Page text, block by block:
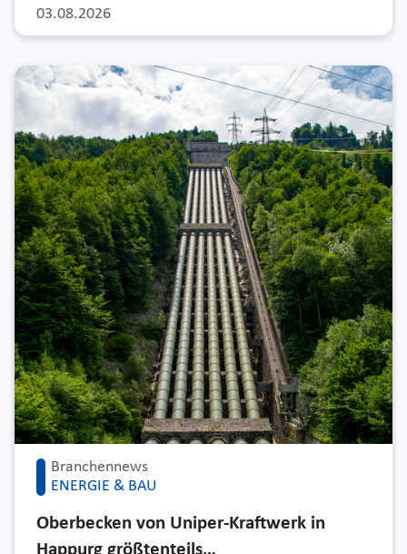
03.08.2026
Branchennews
ENERGIE & BAU
Oberbecken von Uniper-Kraftwerk in
Happurg größtenteils…